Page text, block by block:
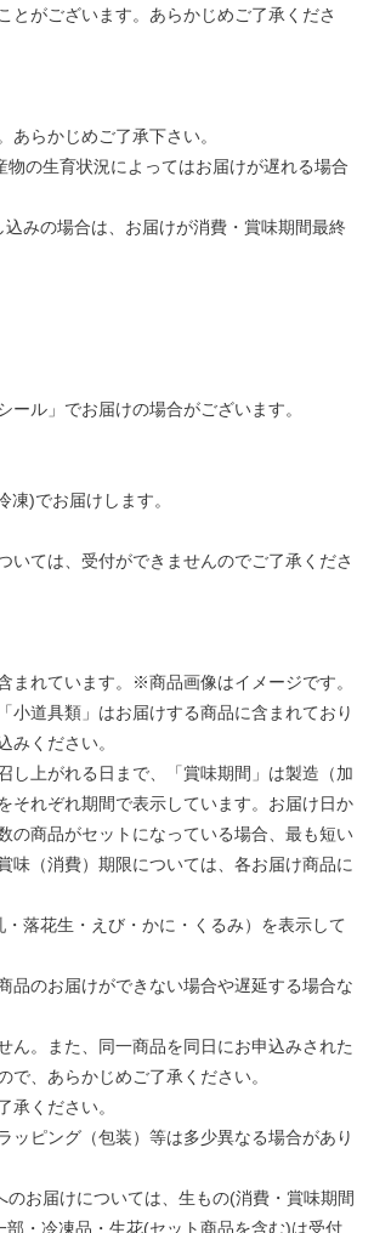
とがございます。あらかじめご了承くださ
あらかじめご了承下さい。
の生育状況によってはお届けが遅れる場合
みの場合は、お届けが消費・賞味期間最終
ル」でお届けの場合がございます。
)でお届けします。
ては、受付ができませんのでご了承くださ
れています。※商品画像はイメージです。
小道具類」はお届けする商品に含まれており
みください。
上がれる日まで、「賞味期間」は製造（加
それぞれ期間で表示しています。お届け日か
の商品がセットになっている場合、最も短い
味（消費）期限については、各お届け商品に
落花生・えび・かに・くるみ）を表示して
のお届けができない場合や遅延する場合な
。また、同一商品を同日にお申込みされた
、あらかじめご了承ください。
ください。
ピング（包装）等は多少異なる場合があり
お届けについては、生もの(消費・賞味期間
・冷凍品・生花(セット商品を含む)は受付